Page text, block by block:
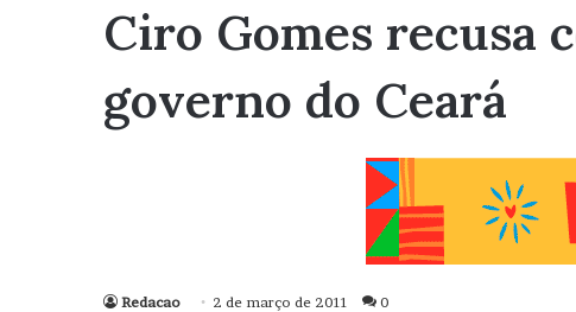
Ciro Gomes recusa
governo do Ceará
Redacao 2 de março de 2011 0